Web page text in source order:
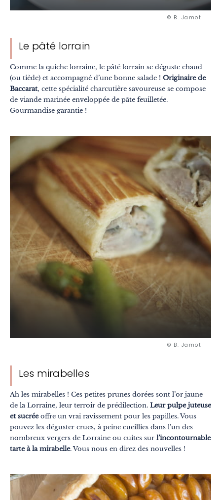
Gastronomie
Culture et patrimoine
Savoir-faire
Voyage responsable
Excellence
© B. Jamot
Le pâté lorrain
Comme la quiche lorraine, le pâté lorrain se déguste chaud
(ou tiède) et accompagné d’une bonne salade ! Originaire de
Baccarat, cette spécialité charcutière savoureuse se compose
de viande marinée enveloppée de pâte feuilletée.
Gourmandise garantie !
© B. Jamot
Les mirabelles
Ah les mirabelles ! Ces petites prunes dorées sont l’or jaune
de la Lorraine, leur terroir de prédilection. Leur pulpe juteuse
et sucréeoffre un vrai ravissement pour les papilles. Vous
pouvez les déguster crues, à peine cueillies dans l’un des
nombreux vergers de Lorraine ou cuites sur l’incontournable
tarte à la mirabelle. Vous nous en direz des nouvelles !